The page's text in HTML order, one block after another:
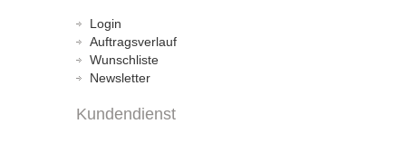
Login
Auftragsverlauf
Wunschliste
Newsletter
Kundendienst